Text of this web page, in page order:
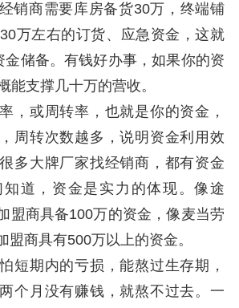
销商需要库房备货30万，终端铺
万左右的订货、应急资金，这就
金储备。有钱好办事，如果你的资
能支撑几十万的营收。
，或周转率，也就是你的资金，
周转次数越多，说明资金利用效
多大牌厂家找经销商，都有资金
道，资金是实力的体现。像途
盟商具备100万的资金，像麦当劳
盟商具有500万以上的资金。
短期内的亏损，能熬过生存期，
个月没有赚钱，就熬不过去。一